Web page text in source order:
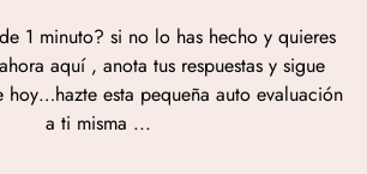
1 minuto? si no lo has hecho y quieres
aquí , anota tus respuestas y sigue
hoy…hazte esta pequeña auto evaluación
a ti misma ...